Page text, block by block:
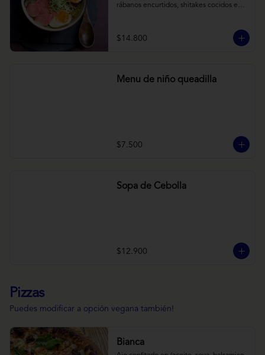
rábanos encurtidos, shitakes cocidos en
vegana) y los infaltables fideos de ramen.
$14.800
Menu de niño queadilla
$7.500
Sopa de Cebolla
$12.900
Pizzas
Puedes modificar a opción vegana también!
Bianca